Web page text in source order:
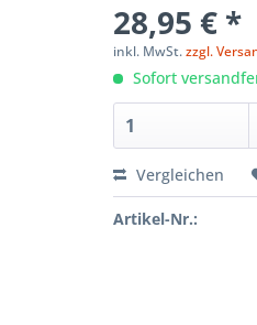
28,95 € *
inkl. MwSt.zzgl.
Sofort
Vergleichen
Artikel-Nr.: